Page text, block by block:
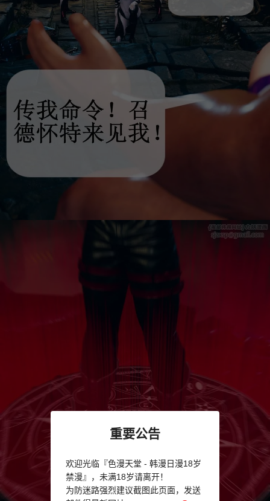
重要公告
欢迎光临『色漫天堂 - 韩漫日漫18岁
禁漫』，未满18岁请离开！
为防迷路强烈建议截图此页面，发送